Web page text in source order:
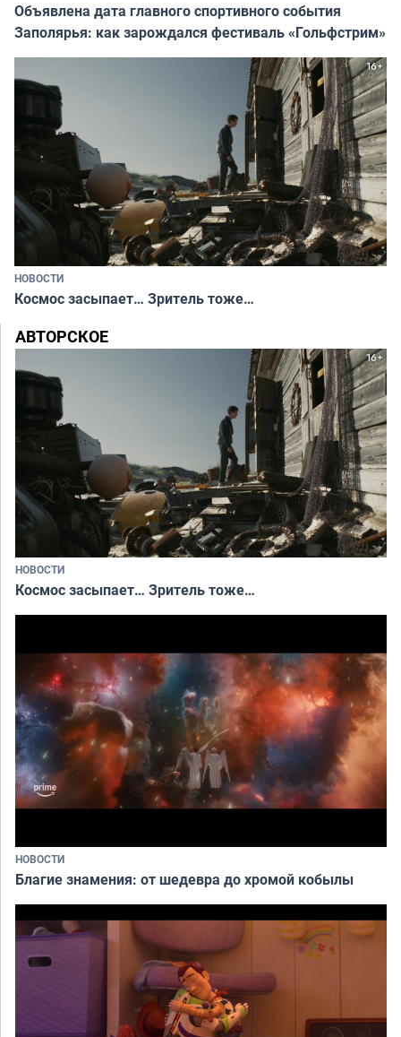
Объявлена дата главного спортивного события
Заполярья: как зарождался фестиваль «Гольфстрим»
НОВОСТИ
Космос засыпает… Зритель тоже…
АВТОРСКОЕ
НОВОСТИ
Космос засыпает… Зритель тоже…
НОВОСТИ
Благие знамения: от шедевра до хромой кобылы